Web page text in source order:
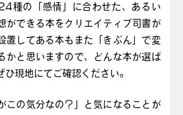
種の「感情」に合わせた、あるい
ができる本をクリエイティブ司書が
置してある本もまた「きぶん」で変
かと思いますので、どんな本が選ば
ひ現地にてご確認ください。
この気分なの？」と気になることが